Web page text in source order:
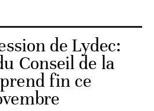
de Lydec:
Conseil de la
fin ce